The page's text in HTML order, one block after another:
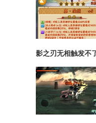
影之刃无相触发不